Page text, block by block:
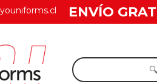
ENVÍO